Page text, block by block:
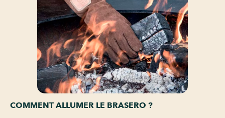
COMMENT ALLUMER LE BRASERO ?